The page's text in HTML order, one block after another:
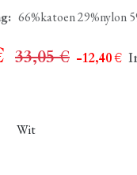
: 66%katoen 29%nylon
33,05€ - 12,40€
Wit